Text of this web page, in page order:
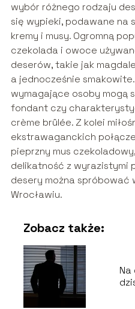
wybór różnego rodzaju
się wypieki, podawane na
kremy i musy. Ogromną
czekolada i owoce
deserów, takie jak
a jednocześnie
wymagające osoby mogą
fondant czy
crème brûlée. Z kolei
ekstrawaganckich
pieprzny mus
delikatność z wyrazistymi
desery można spróbować
Wrocławiu.
Zobacz także: